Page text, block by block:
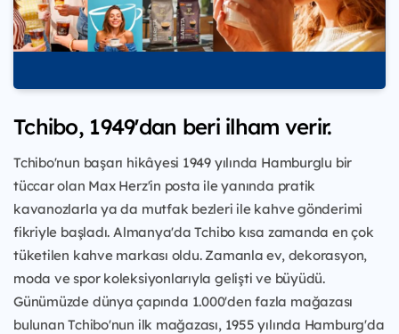
Tchibo, 1949'dan beri ilham verir.
Tchibo'nun başarı hikâyesi 1949 yılında Hamburglu bir
tüccar olan Max Herz'in posta ile yanında pratik
kavanozlarla ya da mutfak bezleri ile kahve gönderimi
fikriyle başladı. Almanya'da Tchibo kısa zamanda en çok
tüketilen kahve markası oldu. Zamanla ev, dekorasyon,
moda ve spor koleksiyonlarıyla gelişti ve büyüdü.
Günümüzde dünya çapında 1.000'den fazla mağazası
bulunan Tchibo'nun ilk mağazası, 1955 yılında Hamburg'da